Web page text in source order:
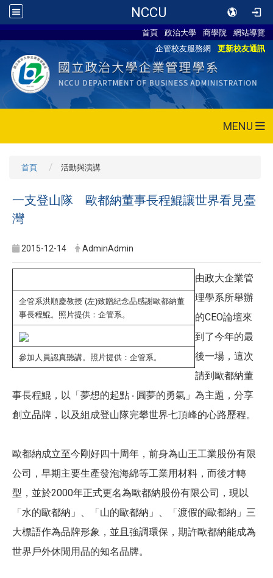
NCCU
首頁 政治大學 商學院
網站導覽
企管校友服務網
更新校友通訊
MENU
首頁 活動與演講
一支登山隊 歐都納董事長程鯤讓世界看見臺
灣
2015-12-14 AdminAdmin
企管系洪順慶教授 (左)致贈紀念品感謝歐都納董
事長程鯤。照片提供：企管系。
參加人員認真聽講。照片提供：企管系。
由政大企業管
理學系所舉辦
的CEO論壇來
到了今年的最
後一場，這次
請到歐都納董
事長程鯤，以「夢想的起點 ‧ 圓夢的勇氣」為主題，分享
創立品牌，以及組成登山隊完攀世界七頂峰的心路歷程。
歐都納成立至今剛好四十周年，前身為山王工業股份有限
公司，早期主要生產發泡海綿等工業用材料，而後才轉
型，並於2000年正式更名為歐都納股份有限公司，現以
「水的歐都納」、「山的歐都納」、「渡假的歐都納」三
大標語作為品牌形象，並且強調環保，期許歐都納能成為
世界戶外休閒用品的知名品牌。